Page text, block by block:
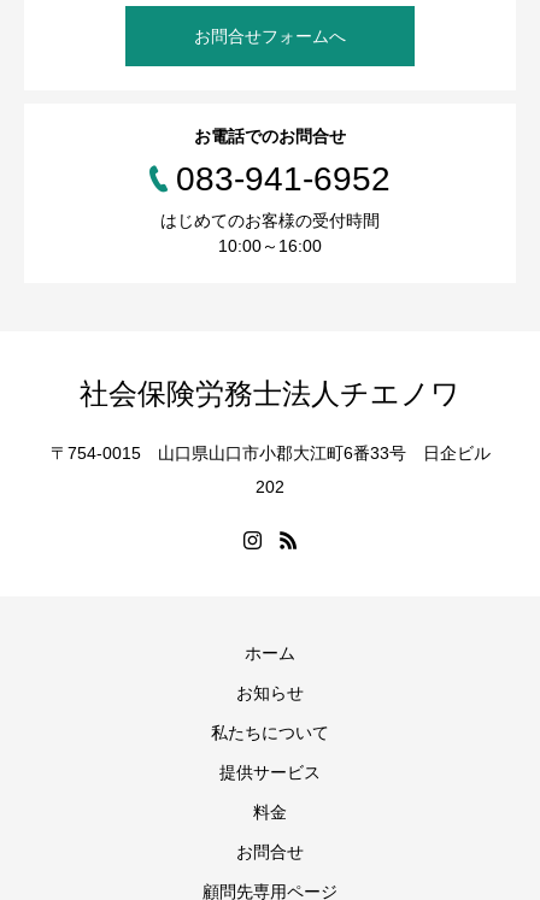
お問合せフォームへ
お電話でのお問合せ
083-941-6952
はじめてのお客様の受付時間
10:00～16:00
社会保険労務士法人チエノワ
〒754-0015 山口県山口市小郡大江町6番33号 日企ビル
202
ホーム
お知らせ
私たちについて
提供サービス
料金
お問合せ
顧問先専用ページ